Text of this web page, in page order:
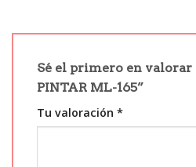
Sé el primero en valorar
PINTAR ML-165”
Tu valoración *